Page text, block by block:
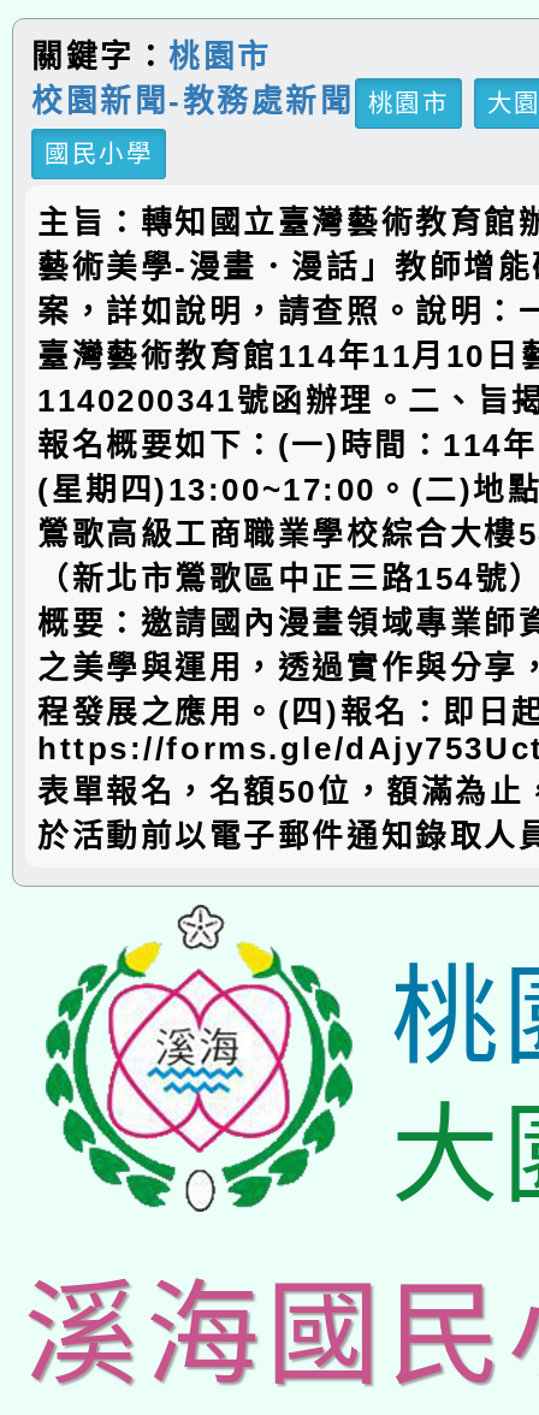
關鍵字：桃園市
校園新聞-教務處新聞
桃園市
大
國民小學
主旨：轉知國立臺灣藝術教育館
藝術美學-漫畫．漫話」教師增
案，詳如說明，請查照。說明：
臺灣藝術教育館114年11月10日
1140200341號函辦理。二、旨
報名概要如下：(一)時間：114
(星期四)13:00~17:00。(二)地
鶯歌高級工商職業學校綜合大樓
（新北市鶯歌區中正三路154號
概要：邀請國內漫畫領域專業師
之美學與運用，透過實作與分享
程發展之應用。(四)報名：即日
https://forms.gle/
表單報名，名額50位，額滿為止
於活動前以電子郵件通知錄取人
桃
大
溪海國民